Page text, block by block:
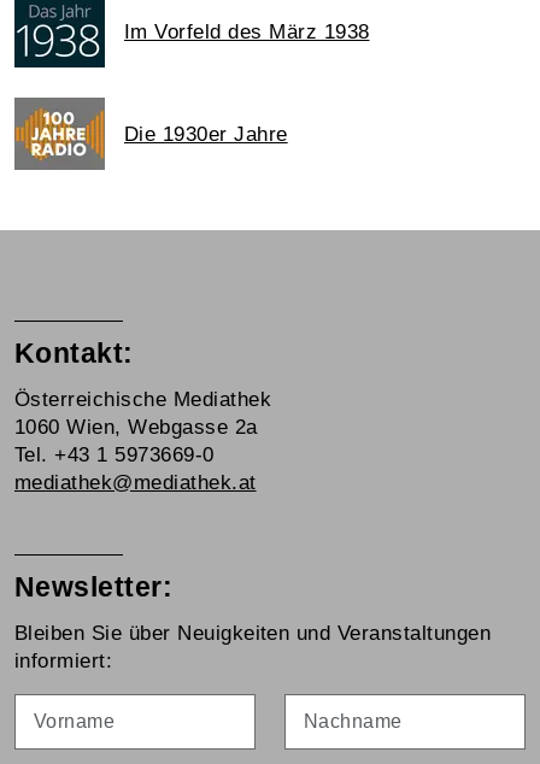
Im Vorfeld des März 1938
Die 1930er Jahre
Kontakt:
Österreichische Mediathek
1060 Wien, Webgasse 2a
Tel. +43 1 5973669-0
mediathek@mediathek.at
Newsletter:
Bleiben Sie über Neuigkeiten und Veranstaltungen
informiert: